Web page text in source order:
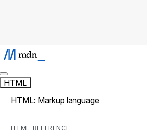
HTML
HTML: Markup language
HTML REFERENCE